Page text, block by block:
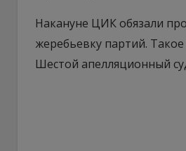
Накануне ЦИК обязали
жеребьевку партий.
Шестой апелляционный